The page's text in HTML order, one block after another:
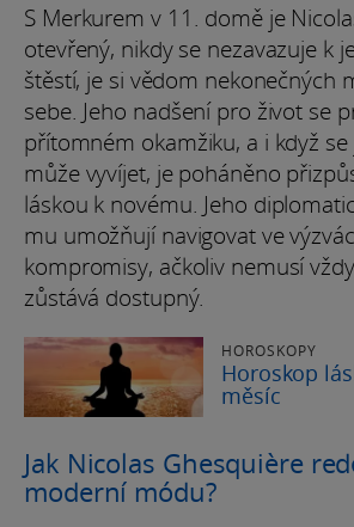
S Merkurem v 11. domě je
otevřený, nikdy se nezavazuje k
štěstí, je si vědom nekonečných
sebe. Jeho nadšení pro život se
přítomném okamžiku, a i když
může vyvíjet, je poháněno
láskou k novému. Jeho
mu umožňují navigovat ve
kompromisy, ačkoliv nemusí
zůstává dostupný.
HOROSKOPY
Horoskop
měsíc
Jak Nicolas Ghesquière
moderní módu?